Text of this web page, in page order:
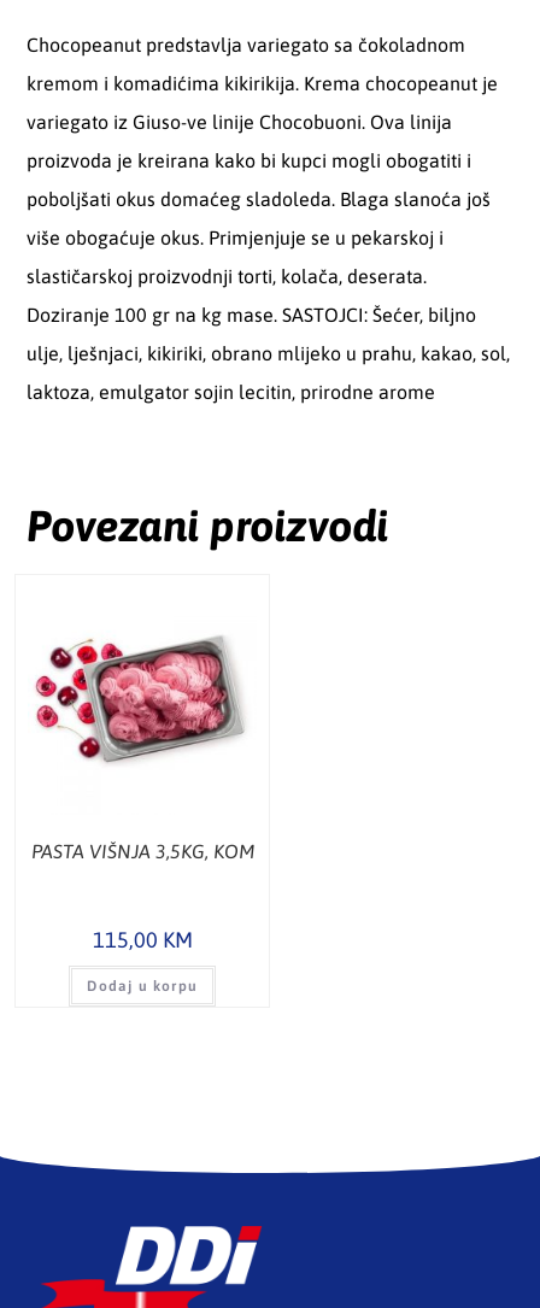
Chocopeanut predstavlja variegato sa čokoladnom
kremom i komadićima kikirikija. Krema chocopeanut je
variegato iz Giuso-ve linije Chocobuoni. Ova linija
proizvoda je kreirana kako bi kupci mogli obogatiti i
poboljšati okus domaćeg sladoleda. Blaga slanoća još
više obogaćuje okus. Primjenjuje se u pekarskoj i
slastičarskoj proizvodnji torti, kolača, deserata.
Doziranje 100 gr na kg mase. SASTOJCI: Šećer, biljno
ulje, lješnjaci, kikiriki, obrano mlijeko u prahu, kakao, sol,
laktoza, emulgator sojin lecitin, prirodne arome
Povezani proizvodi
PASTA VIŠNJA 3,5KG, KOM
115,00 KM
Dodaj u korpu